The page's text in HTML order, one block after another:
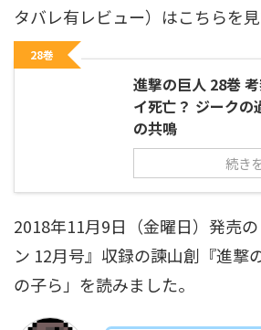
タバレ有レビュー）はこちらを見
28巻
進撃の巨人 28巻
イ死亡？ ジークの
の共鳴
続き
2018年11月9日（金曜日）発売
ン 12月号』収録の諫山創『進撃
の子ら」を読みました。